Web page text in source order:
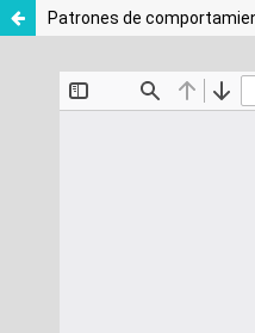
Patrones de